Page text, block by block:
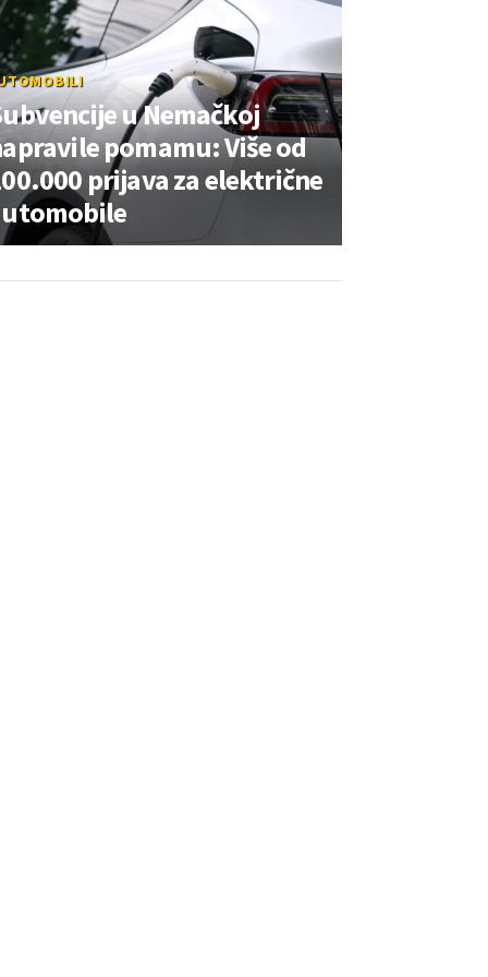
u Nemačkoj
pomamu: Više od
prijava za električne